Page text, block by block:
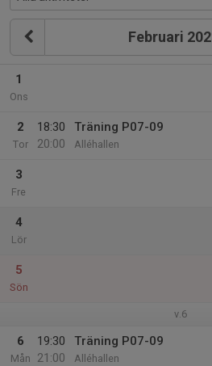
Februari
1
Ons
2
Tor
18:30
20:00
Träning P07-09
Alléhallen
3
Fre
4
Lör
5
Sön
v.6
6
Mån
19:30
21:00
Träning P07-09
Alléhallen